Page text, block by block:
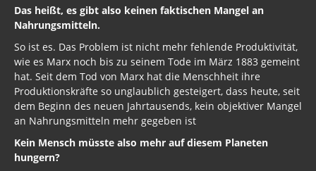
Das heißt, es gibt also keinen faktischen Mangel an
Nahrungsmitteln.
So ist es. Das Problem ist nicht mehr fehlende Produktivität,
wie es Marx noch bis zu seinem Tode im März 1883 gemeint
hat. Seit dem Tod von Marx hat die Menschheit ihre
Produktionskräfte so unglaublich gesteigert, dass heute, seit
dem Beginn des neuen Jahrtausends, kein objektiver Mangel
an Nahrungsmitteln mehr gegeben ist
Kein Mensch müsste also mehr auf diesem Planeten
hungern?